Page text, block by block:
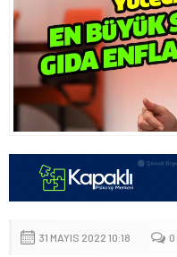
31 MAYIS 2022 10:18 0